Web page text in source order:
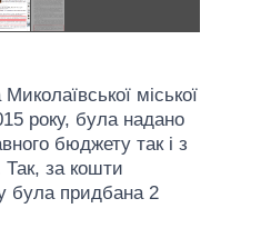
міської
року, була надано
бюджету так і з
Так, за кошти
була придбана 2